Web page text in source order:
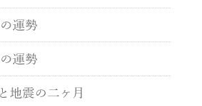
運勢
運勢
地震の二ヶ月